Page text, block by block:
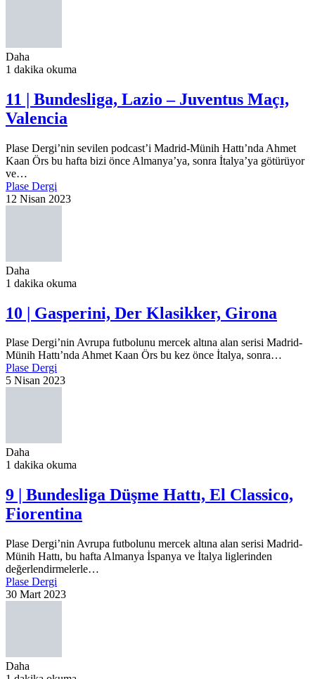
Daha
1 dakika okuma
11 | Bundesliga, Lazio – Juventus Maçı,
Valencia
Plase Dergi’nin sevilen podcast’i Madrid-Münih Hattı’nda Ahmet
Kaan Örs bu hafta bizi önce Almanya’ya, sonra İtalya’ya götürüyor
ve…
Plase Dergi
12 Nisan 2023
Daha
1 dakika okuma
10 | Gasperini, Der Klasikker, Girona
Plase Dergi’nin Avrupa futbolunu mercek altına alan serisi Madrid-
Münih Hattı’nda Ahmet Kaan Örs bu kez önce İtalya, sonra…
Plase Dergi
5 Nisan 2023
Daha
1 dakika okuma
9 | Bundesliga Düşme Hattı, El Classico,
Fiorentina
Plase Dergi’nin Avrupa futbolunu mercek altına alan serisi Madrid-
Münih Hattı, bu hafta Almanya İspanya ve İtalya liglerinden
değerlendirmelerle…
Plase Dergi
30 Mart 2023
Daha